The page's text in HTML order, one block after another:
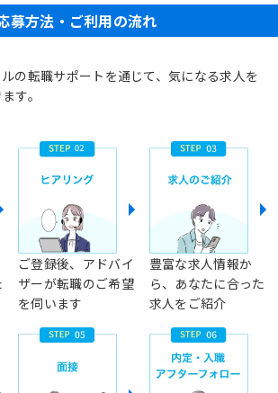
募方法・ご利用の流れ
の転職サポートを通じて、気になる求人を
す。
ご登録後、アドバイ
ザーが転職のご希望
を伺います
豊富な求人情報か
ら、あなたに合った
求人をご紹介